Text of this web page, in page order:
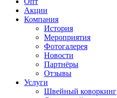
Акции
Компания
История
Мероприятия
Фотогалерея
Новости
Партнёры
Отзывы
Услуги
Швейный коворкинг